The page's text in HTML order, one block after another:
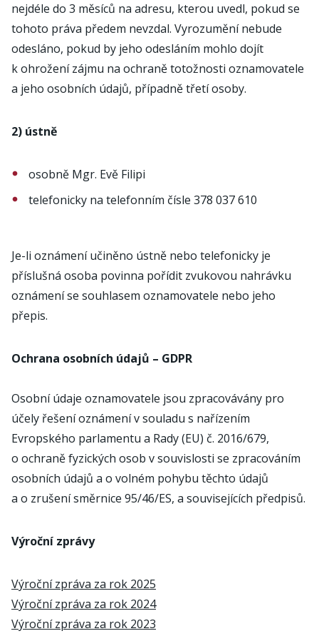
nejdéle do 3 měsíců na adresu, kterou uvedl, pokud se
tohoto práva předem nevzdal. Vyrozumění nebude
odesláno, pokud by jeho odesláním mohlo dojít
k ohrožení zájmu na ochraně totožnosti oznamovatele
a jeho osobních údajů, případně třetí osoby.
2) ústně
osobně Mgr. Evě Filipi
telefonicky na telefonním čísle 378 037 610
Je-li oznámení učiněno ústně nebo telefonicky je
příslušná osoba povinna pořídit zvukovou nahrávku
oznámení se souhlasem oznamovatele nebo jeho
přepis.
Ochrana osobních údajů – GDPR
Osobní údaje oznamovatele jsou zpracovávány pro
účely řešení oznámení v souladu s nařízením
Evropského parlamentu a Rady (EU) č. 2016/679,
o ochraně fyzických osob v souvislosti se zpracováním
osobních údajů a o volném pohybu těchto údajů
a o zrušení směrnice 95/46/ES, a souvisejících předpisů.
Výroční zprávy
Výroční zpráva za rok 2025
Výroční zpráva za rok 2024
Výroční zpráva za rok 2023